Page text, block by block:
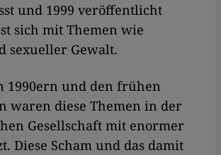
und 1999 veröffentlicht
sich mit Themen wie
sexueller Gewalt.
1990ern und den frühen
waren diese Themen in der
Gesellschaft mit enormer
Diese Scham und das damit